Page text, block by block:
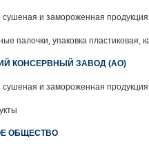
и замороженная
палочки, упаковка
КОНСЕРВНЫЙ ЗАВОД (АО)
и замороженная
ОБЩЕСТВО